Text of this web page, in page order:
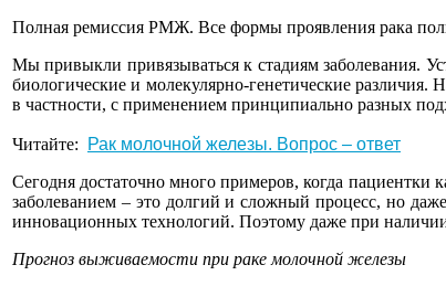
Полная ремиссия РМЖ. Все формы проявления рака
Мы привыкли привязываться к стадиям заболевания.
биологические и молекулярно-генетические
в частности, с применением принципиально разных
Читайте:
Рак молочной железы. Вопрос – ответ
Сегодня достаточно много примеров, когда пациентки
заболеванием – это долгий и сложный процесс, но
инновационных технологий. Поэтому даже при
Прогноз выживаемости при раке молочной железы